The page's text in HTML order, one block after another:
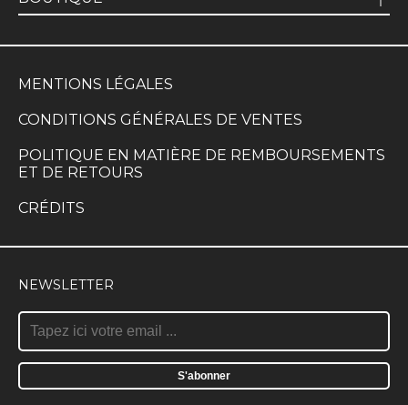
MENTIONS LÉGALES
CONDITIONS GÉNÉRALES DE VENTES
POLITIQUE EN MATIÈRE DE REMBOURSEMENTS
ET DE RETOURS
CRÉDITS
NEWSLETTER